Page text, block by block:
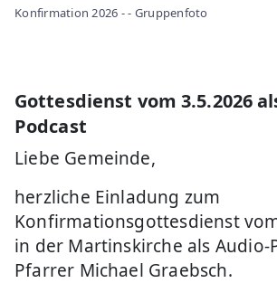
Konfirmation 2026 - - Gruppenfoto
Gottesdienst vom 3.5.2026
Podcast
Liebe Gemeinde,
herzliche Einladung zum
Konfirmationsgottesdienst
in der Martinskirche als Audio-
Pfarrer Michael Graebsch.